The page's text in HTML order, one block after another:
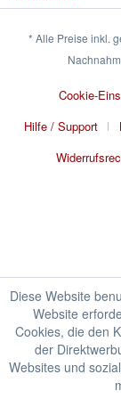
* Alle Preise inkl.
Cookie-
Hilfe / Support
Diese Website
Website
Cookies, die den
der
Websites und